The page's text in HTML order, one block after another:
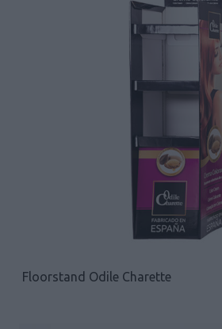
Floorstand Odile Charette